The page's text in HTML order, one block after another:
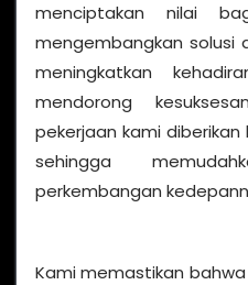
menciptakan nilai
mengembangkan solusi
meningkatkan
mendorong
pekerjaan kami
sehingga
perkembangan
Kami memastikan